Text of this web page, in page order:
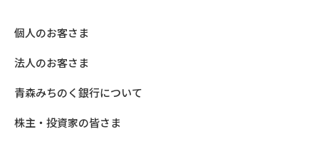
個人のお客さま
法人のお客さま
青森みちのく銀行について
株主・投資家の皆さま